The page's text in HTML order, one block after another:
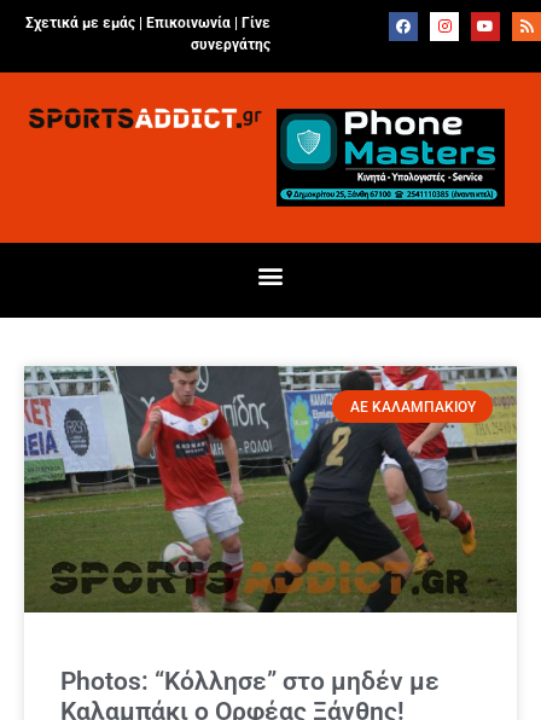
Σχετικά με εμάς | Επικοινωνία
Γίνε
συνεργάτης
ΑΕ ΚΑΛΑΜΠΑΚΙΟΥ
Photos: “Κόλλησε” στο μηδέν με
Καλαμπάκι ο Ορφέας Ξάνθης!